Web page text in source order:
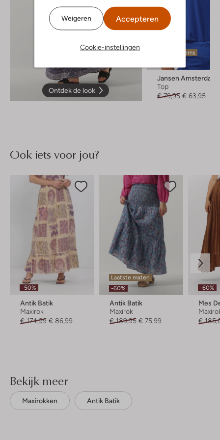
Weigeren Accepteren
Cookie-instellingen
Ontdek de look
Laatste items
Jansen Amsterdam
Top
€ 79,95 € 63,95
Ook iets voor jou?
-50%
Antik Batik
Maxirok
€ 174,99 € 86,99
Laatste maten
-60%
Antik Batik
Maxirok
€ 189,95 € 75,99
-60%
Mes
€
Bekijk meer
Maxirokken Antik Batik